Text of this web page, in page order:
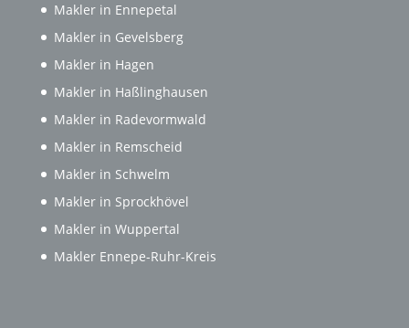
Makler in Ennepetal
Makler in Gevelsberg
Makler in Hagen
Makler in Haßlinghausen
Makler in Radevormwald
Makler in Remscheid
Makler in Schwelm
Makler in Sprockhövel
Makler in Wuppertal
Makler Ennepe-Ruhr-Kreis